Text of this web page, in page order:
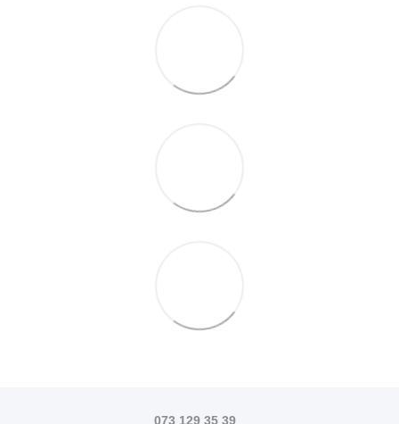
073 129 35 39